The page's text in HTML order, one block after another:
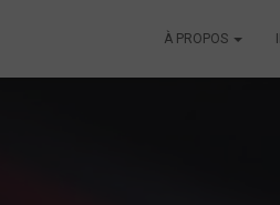
À PROPOS